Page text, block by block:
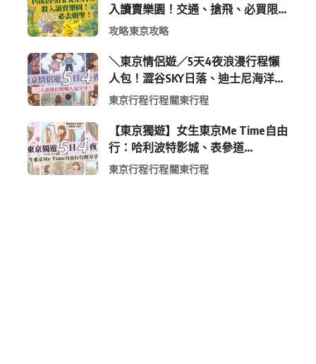
入讀賣樂園！交通、搶飛、必買限
定周邊全攻略
攻略東京攻略
＼東京情侶遊／5天4夜浪漫行程懶
人包！澀谷SKY日落、迪士尼海洋、
中目黑高質感咖啡廳全收錄
東京行程行程關東行程
【東京獨遊】女生東京Me Time自由
行：哈利波特影城、表參道
Shopping 與下北澤尋寶5日4夜慢活
東京行程行程關東行程